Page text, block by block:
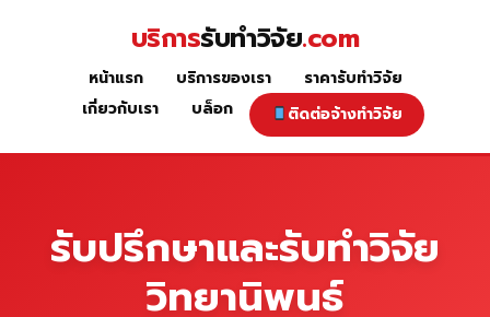
หน้าแรก
บริการรับทำวิจัย.com
หน้าแรก บริการของเรา
ราคารับทำวิจัย
เกี่ยวกับเรา
บล็อก ติดต่อจ้างทำวิจัย
รับปรึกษาและรับทำวิจัย
วิทยานิพนธ์